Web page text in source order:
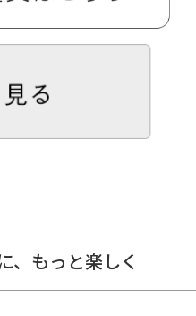
車通勤にもオススメのリュックで
もっと楽しく